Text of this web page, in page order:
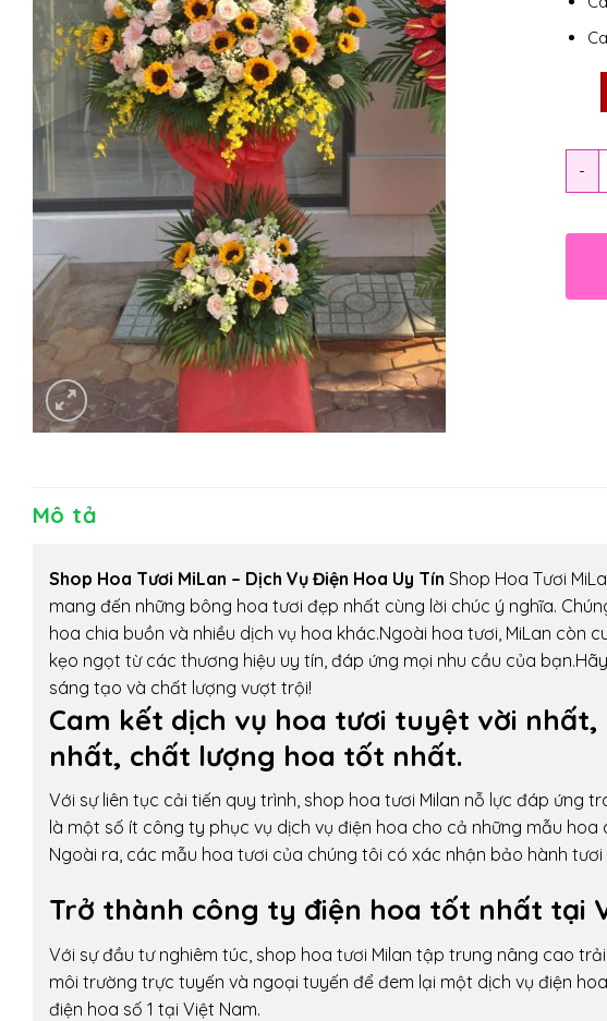
Số
Mô tả
Shop Hoa Tươi MiLan – Dịch Vụ Điện Hoa Uy Tín Shop Hoa Tươi
mang đến những bông hoa tươi đẹp nhất cùng lời chúc ý nghĩa.
hoa chia buồn và nhiều dịch vụ hoa khác.Ngoài hoa tươi, MiLan còn
kẹo ngọt từ các thương hiệu uy tín, đáp ứng mọi nhu cầu của
sáng tạo và chất lượng vượt trội!
Cam kết dịch vụ hoa tươi tuyệt vời
nhất, chất lượng hoa tốt nhất.
Với sự liên tục cải tiến quy trình, shop hoa tươi Milan nỗ lực đáp ứng
là một số ít công ty phục vụ dịch vụ điện hoa cho cả những mẫu
Ngoài ra, các mẫu hoa tươi của chúng tôi có xác nhận bảo hành
Trở thành công ty điện hoa tốt nhất tại
Với sự đầu tư nghiêm túc, shop hoa tươi Milan tập trung nâng cao
môi trường trực tuyến và ngoại tuyến để đem lại một dịch vụ điện
điện hoa số 1 tại Việt Nam.